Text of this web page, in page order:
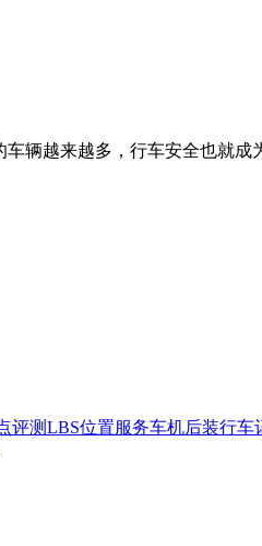
辆越来越多，行车安全也就成
评测LBS位置服务车机后装行车